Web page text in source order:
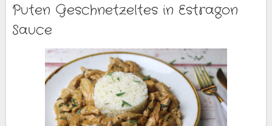
Puten Geschnetzeltes in Estragon
Sauce